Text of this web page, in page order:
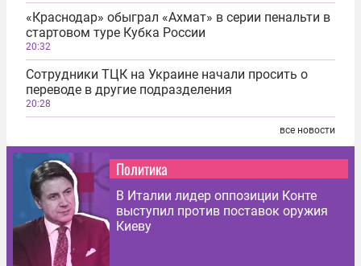
«Краснодар» обыграл «Ахмат» в серии пенальти в
стартовом туре Кубка России
20:32
Сотрудники ТЦК на Украине начали просить о
переводе в другие подразделения
20:28
все новости
Политика
В Италии лидер оппозиции Конте
выступил против поставок оружия
Киеву